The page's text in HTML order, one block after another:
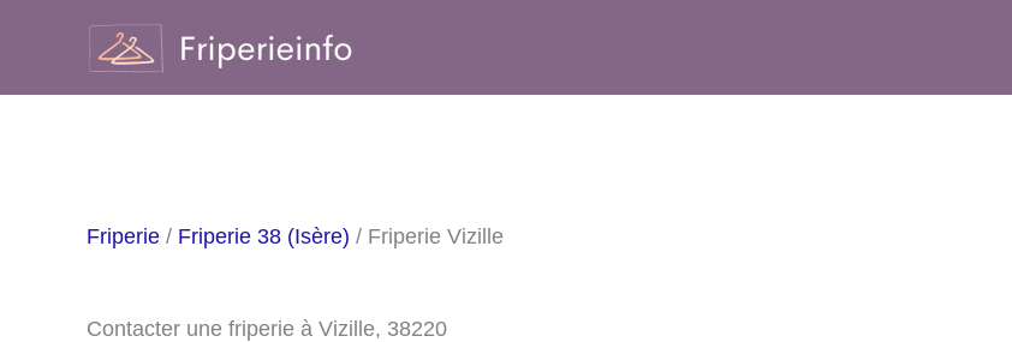
contenu
Friperie / Friperie 38 (Isère) / Friperie Vizille
Contacter une friperie à Vizille, 38220